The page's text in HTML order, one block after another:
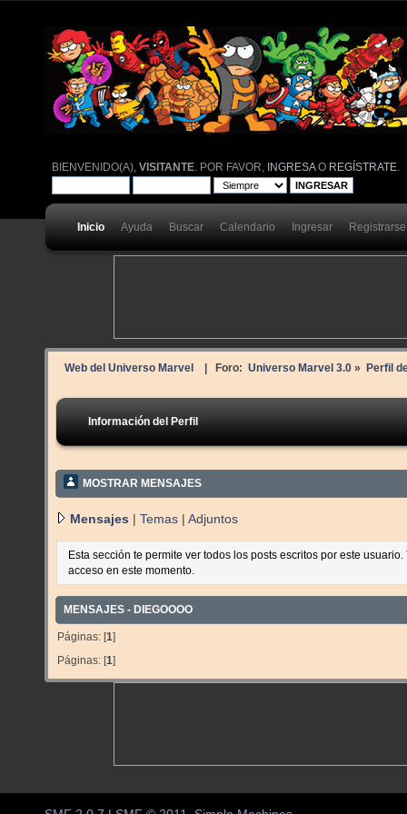
BIENVENIDO(A),VISITANTE . POR FAVOR, INGRESAO REGÍSTRATE
Inicio Ayuda Buscar Calendario Ingresar Registrarse
Web del Universo Marvel | Foro: Universo Marvel 3.0» Perfil
Información del Perfil
MOSTRAR MENSAJES
Mensajes | Temas | Adjuntos
Esta sección te permite ver todos los posts escritos por este
acceso en este momento.
MENSAJES - DIEGOOOO
Páginas: [1]
Páginas: [1]